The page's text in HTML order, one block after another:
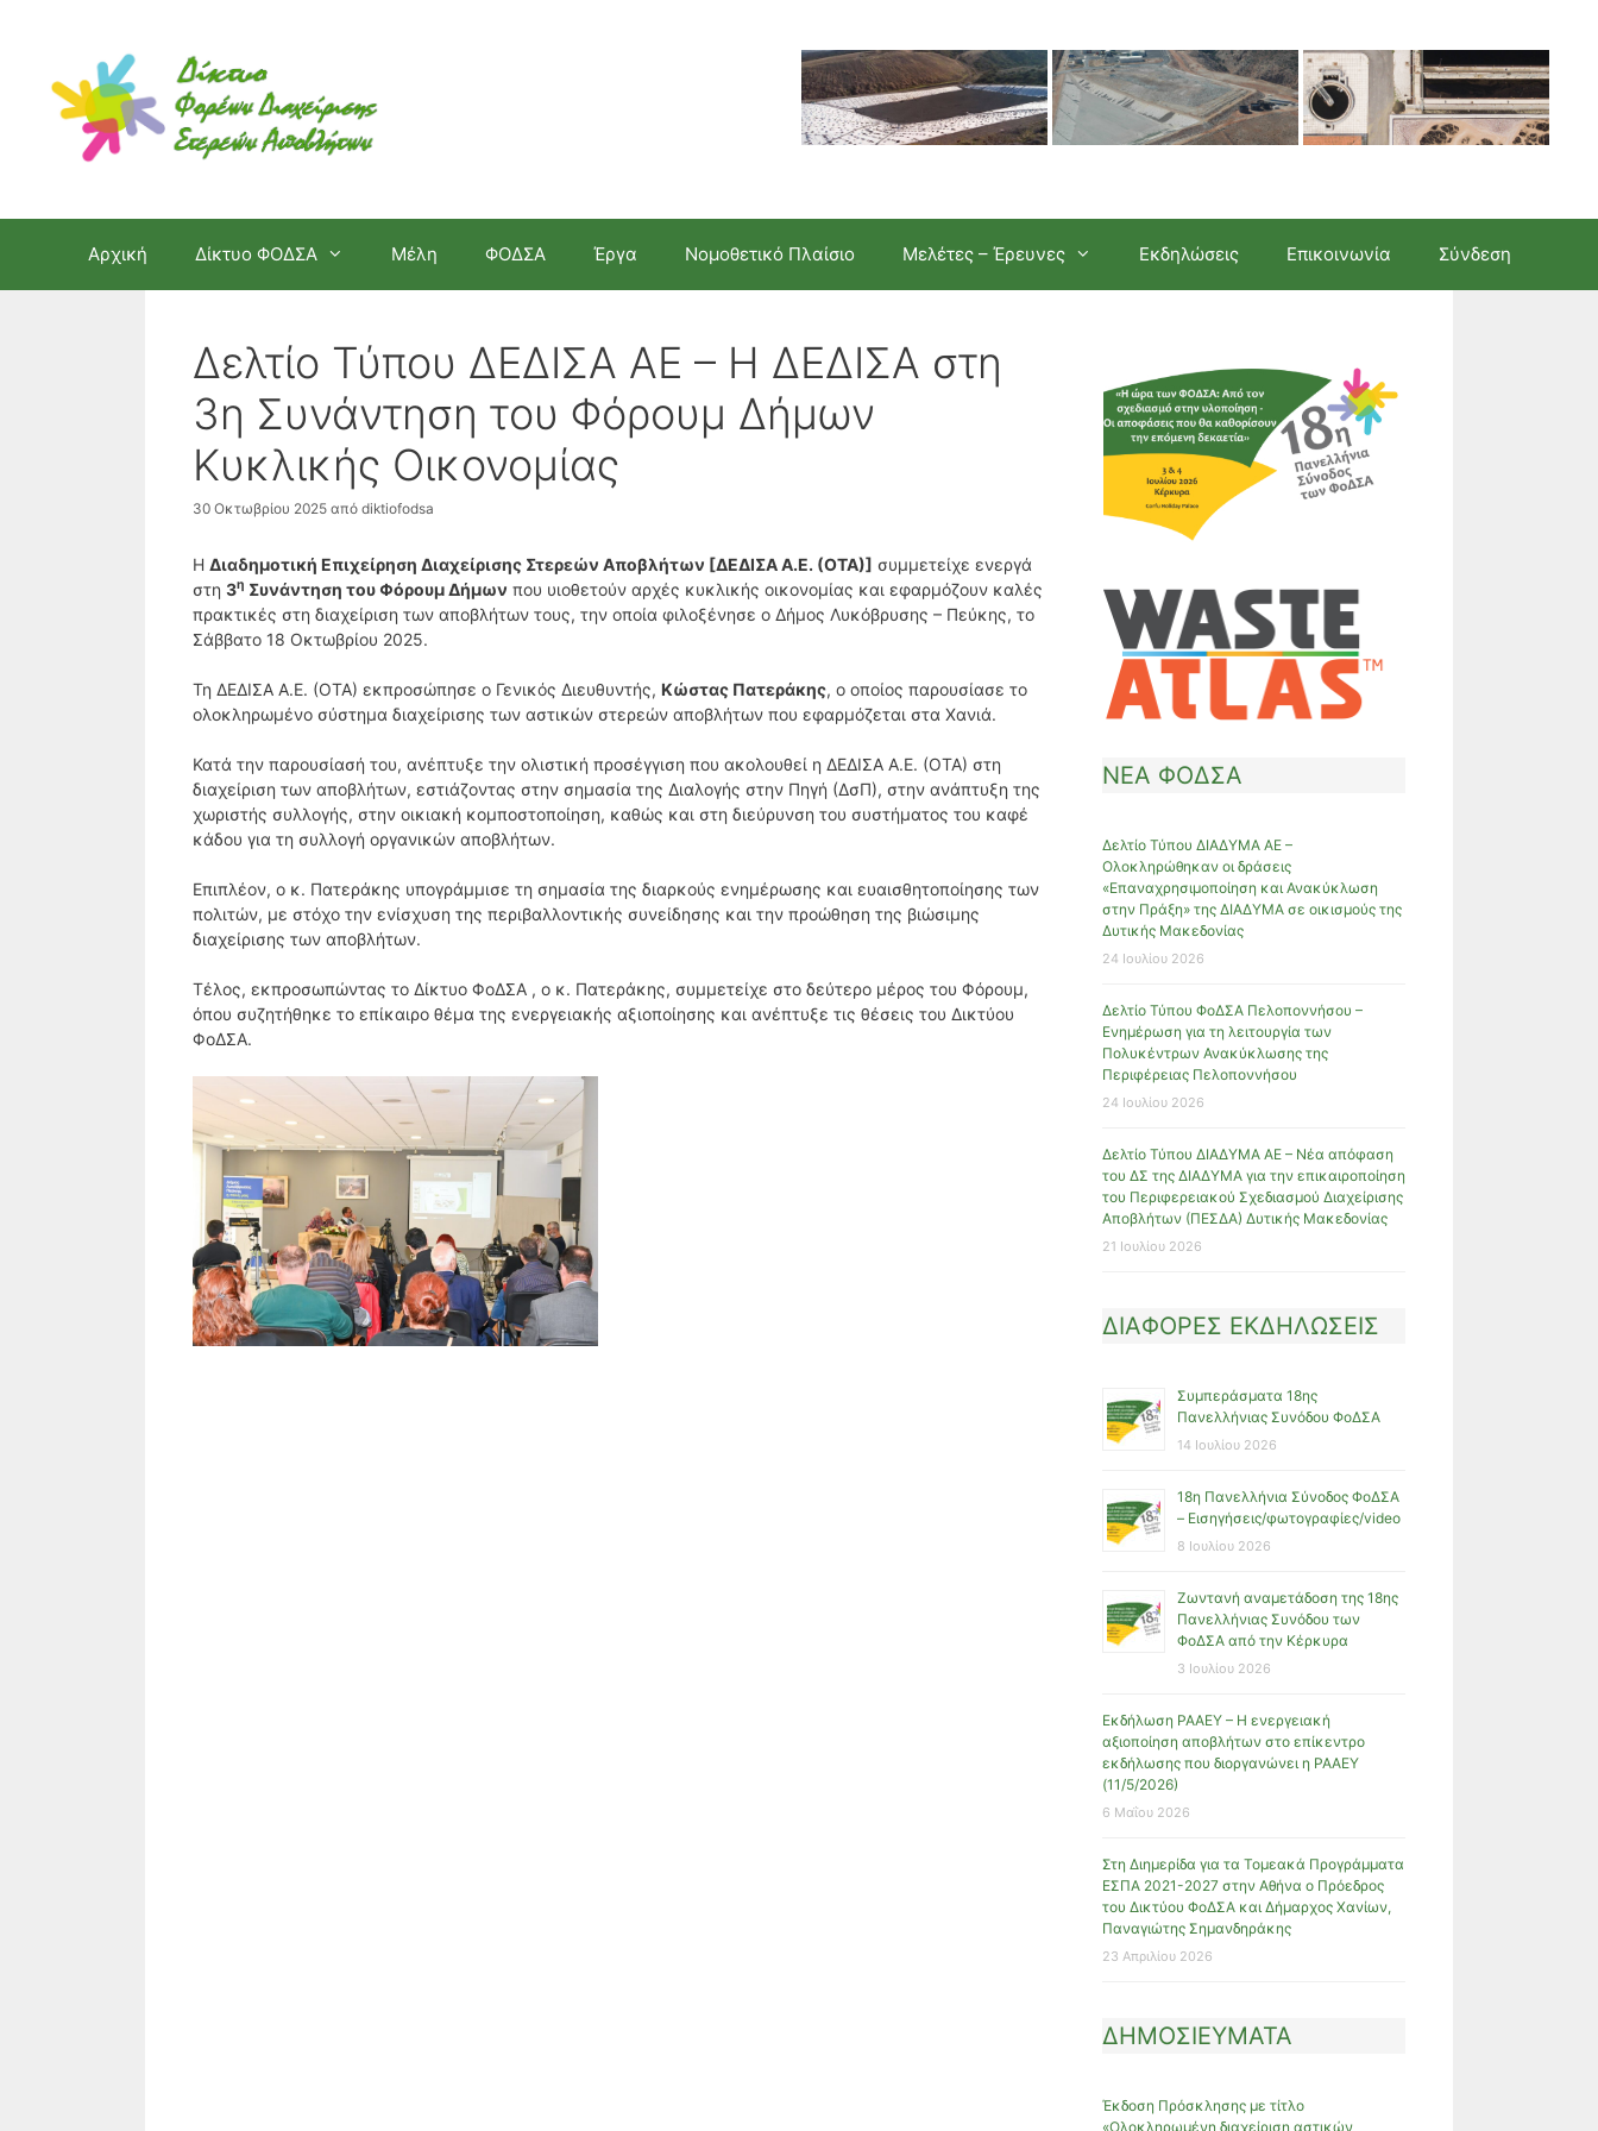
περιεχόμενο
Αρχική Δίκτυο ΦΟΔΣΑ Μέλη ΦΟΔΣΑ Έργα Νομοθετικό Πλαίσιο Μελέτες – Έρευνες Εκδηλώσεις Επικοινωνία Σύνδεση
Δελτίο Τύπου ΔΕΔΙΣΑ ΑΕ – Η ΔΕΔΙΣΑ στη
3η Συνάντηση του Φόρουμ Δήμων
Κυκλικής Οικονομίας
30 Οκτωβρίου 2025 από diktiofodsa
Η Διαδημοτική Επιχείρηση Διαχείρισης Στερεών Αποβλήτων [ΔΕΔΙΣΑ Α.Ε. (ΟΤΑ)] συμμετείχε ενεργά
στη 3η Συνάντηση του Φόρουμ Δήμων που υιοθετούν αρχές κυκλικής οικονομίας και εφαρμόζουν καλές
πρακτικές στη διαχείριση των αποβλήτων τους, την οποία φιλοξένησε ο Δήμος Λυκόβρυσης – Πεύκης, το
Σάββατο 18 Οκτωβρίου 2025.
Τη ΔΕΔΙΣΑ Α.Ε. (ΟΤΑ) εκπροσώπησε ο Γενικός Διευθυντής, Κώστας Πατεράκης, ο οποίος παρουσίασε το
ολοκληρωμένο σύστημα διαχείρισης των αστικών στερεών αποβλήτων που εφαρμόζεται στα Χανιά.
Κατά την παρουσίασή του, ανέπτυξε την ολιστική προσέγγιση που ακολουθεί η ΔΕΔΙΣΑ Α.Ε. (ΟΤΑ) στη
διαχείριση των αποβλήτων, εστιάζοντας στην σημασία της Διαλογής στην Πηγή (ΔσΠ), στην ανάπτυξη της
χωριστής συλλογής, στην οικιακή κομποστοποίηση, καθώς και στη διεύρυνση του συστήματος του καφέ
κάδου για τη συλλογή οργανικών αποβλήτων.
Επιπλέον, ο κ. Πατεράκης υπογράμμισε τη σημασία της διαρκούς ενημέρωσης και ευαισθητοποίησης των
πολιτών, με στόχο την ενίσχυση της περιβαλλοντικής συνείδησης και την προώθηση της βιώσιμης
διαχείρισης των αποβλήτων.
Τέλος, εκπροσωπώντας το Δίκτυο ΦοΔΣΑ , ο κ. Πατεράκης, συμμετείχε στο δεύτερο μέρος του Φόρουμ,
όπου συζητήθηκε το επίκαιρο θέμα της ενεργειακής αξιοποίησης και ανέπτυξε τις θέσεις του Δικτύου
ΦοΔΣΑ.
ΝΕΑ ΦΟΔΣΑ
Δελτίο Τύπου ΔΙΑΔΥΜΑ ΑΕ –
Ολοκληρώθηκαν οι δράσεις
«Επαναχρησιμοποίηση και Ανακύκλωση
στην Πράξη» της ΔΙΑΔΥΜΑ σε οικισμούς της
Δυτικής Μακεδονίας
24 Ιουλίου 2026
Δελτίο Τύπου ΦοΔΣΑ Πελοποννήσου –
Ενημέρωση για τη λειτουργία των
Πολυκέντρων Ανακύκλωσης της
Περιφέρειας Πελοποννήσου
24 Ιουλίου 2026
Δελτίο Τύπου ΔΙΑΔΥΜΑ ΑΕ – Νέα απόφαση
του ΔΣ της ΔΙΑΔΥΜΑ για την επικαιροποίηση
του Περιφερειακού Σχεδιασμού Διαχείρισης
Αποβλήτων (ΠΕΣΔΑ) Δυτικής Μακεδονίας
21 Ιουλίου 2026
ΔΙΑΦΟΡΕΣ ΕΚΔΗΛΩΣΕΙΣ
Συμπεράσματα 18ης
Πανελλήνιας Συνόδου ΦοΔΣΑ
14 Ιουλίου 2026
18η Πανελλήνια Σύνοδος ΦοΔΣΑ
– Εισηγήσεις/φωτογραφίες/video
8 Ιουλίου 2026
Ζωντανή αναμετάδοση της 18ης
Πανελλήνιας Συνόδου των
ΦοΔΣΑ από την Κέρκυρα
3 Ιουλίου 2026
Εκδήλωση ΡΑΑΕΥ – Η ενεργειακή
αξιοποίηση αποβλήτων στο επίκεντρο
εκδήλωσης που διοργανώνει η ΡΑΑΕΥ
(11/5/2026)
6 Μαΐου 2026
Στη Διημερίδα για τα Τομεακά Προγράμματα
ΕΣΠΑ 2021-2027 στην Αθήνα ο Πρόεδρος
του Δικτύου ΦοΔΣΑ και Δήμαρχος Χανίων,
Παναγιώτης Σημανδηράκης
23 Απριλίου 2026
ΔΗΜΟΣΙΕΥΜΑΤΑ
Έκδοση Πρόσκλησης με τίτλο
«Ολοκληρωμένη διαχείριση αστικών